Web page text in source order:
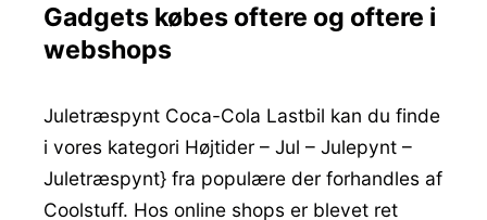
Gadgets købes oftere og oftere i
webshops
Juletræspynt Coca-Cola Lastbil kan du finde
i vores kategori Højtider – Jul – Julepynt –
Juletræspynt} fra populære der forhandles af
Coolstuff. Hos online shops er blevet ret